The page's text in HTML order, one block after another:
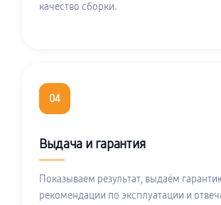
качество сборки.
04
Выдача и гарантия
Показываем результат, выдаём
рекомендации по эксплуатации и